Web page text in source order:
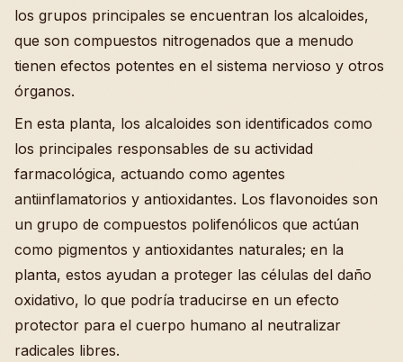
los grupos principales se encuentran los alcaloides,
que son compuestos nitrogenados que a menudo
tienen efectos potentes en el sistema nervioso y otros
órganos.
En esta planta, los alcaloides son identificados como
los principales responsables de su actividad
farmacológica, actuando como agentes
antiinflamatorios y antioxidantes. Los flavonoides son
un grupo de compuestos polifenólicos que actúan
como pigmentos y antioxidantes naturales; en la
planta, estos ayudan a proteger las células del daño
oxidativo, lo que podría traducirse en un efecto
protector para el cuerpo humano al neutralizar
radicales libres.